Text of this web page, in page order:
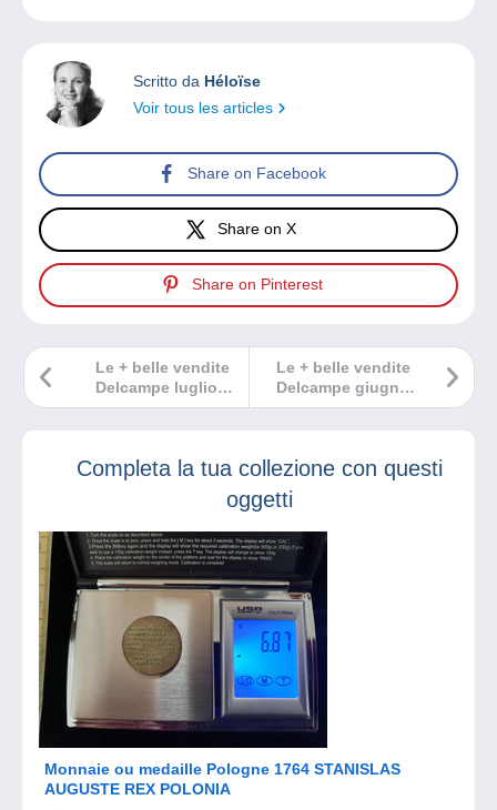
Scritto da Héloïse
Voir tous les articles
Share on Facebook
Share on X
Share on Pinterest
Le + belle vendite
Delcampe giugno
2024
Le + belle vendite
Delcampe luglio
2024
Completa la tua collezione con questi
oggetti
Monnaie ou medaille Pologne 1764 STANISLAS
AUGUSTE REX POLONIA